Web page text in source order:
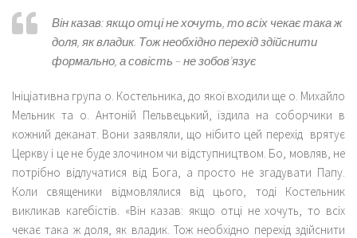
Він казав: якщо отці не хочуть, то всіх чекає така ж
доля, як владик. Тож необхідно перехід здійснити
формально, а совість – не зобов’язує
Ініціативна група о. Костельника, до якої входили ще о. Михайло
Мельник та о. Антоній Пельвецький, їздила на соборчики в
кожний деканат. Вони заявляли, що нібито цей перехід врятує
Церкву і це не буде злочином чи відступництвом. Бо, мовляв, не
потрібно відлучатися від Бога, а просто не згадувати Папу.
Коли священики відмовлялися від цього, тоді Костельник
викликав кагебістів. «Він казав: якщо отці не хочуть, то всіх
чекає така ж доля, як владик. Тож необхідно перехід здійснити